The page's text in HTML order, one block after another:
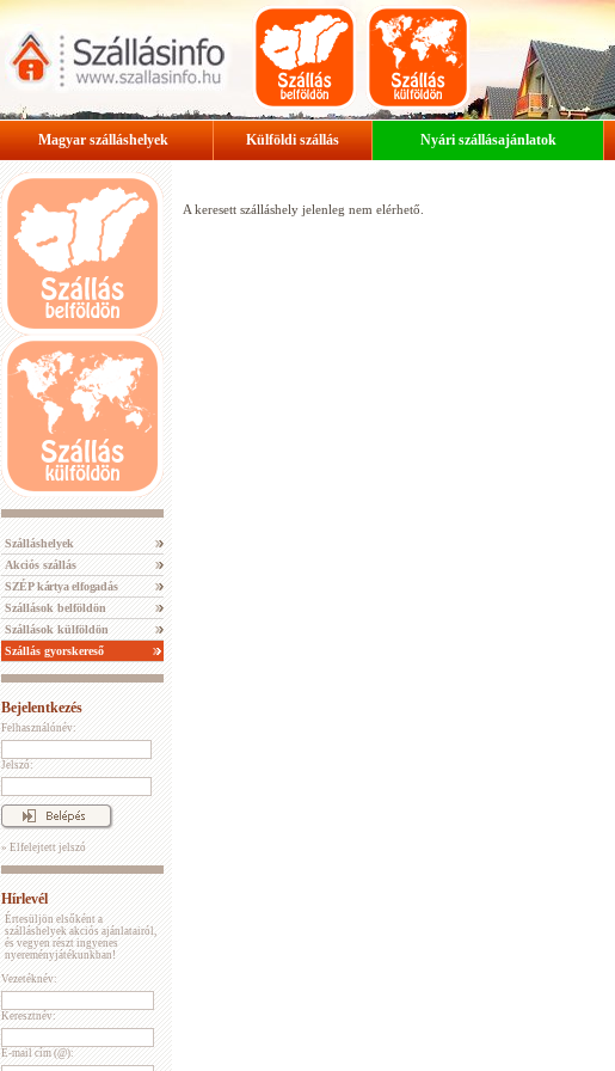
Magyar szálláshelyek Külföldi szállás Nyári szállásajánlatok
Szálláshelyek
Akciós szállás
SZÉP kártya elfogadás
Szállások belföldön
Szállások külföldön
Szállás gyorskereső
Bejelentkezés
Felhasználónév:
Jelszó:
» Elfelejtett jelszó
Hírlevél
Értesüljön elsőként a
szálláshelyek akciós ajánlatairól,
és vegyen részt ingyenes
nyereményjátékunkban!
Vezetéknév:
Keresztnév:
E-mail cím (@):
A keresett szálláshely jelenleg nem elérhető.